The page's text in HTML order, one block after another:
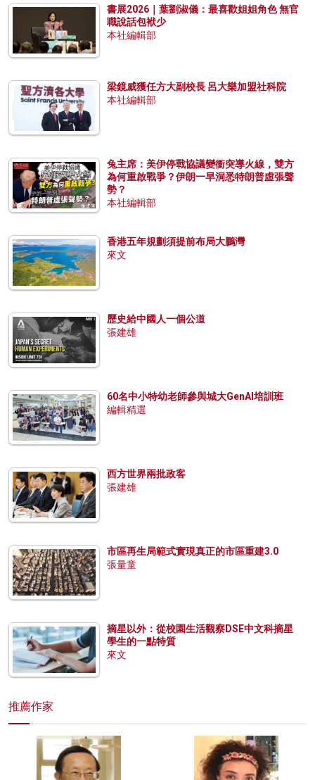
書展2026｜葉劉淑儀：最喜歡姐姐角色 無官
職說話包袱少
本社編輯部
梁鏡威獲任方大副校長 呂大樂加盟社科院
本社編輯部
兔主席：美伊停戰協議變衝突導火線，雙方
為何重啟戰爭？伊朗一早洞悉特朗普虛張聲
勢？
本社編輯部
香港五年規劃須提前布局大鵬灣
來文
歷史給中國人一個公道
張建雄
60名中小特幼老師參與城大GenAI培訓班
編輯精選
西方世界兩批政客
張建雄
市區再生局範式實現真正的市區重建3.0
張量童
摘星以外：從校園生活觀察DSE中文科摘星
學生的一點特質
來文
推薦作家